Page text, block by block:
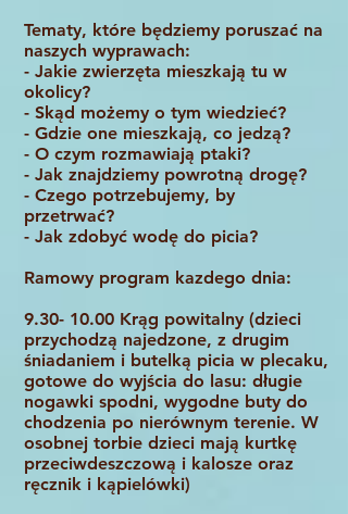
Tematy, które będziemy poruszać na
naszych wyprawach:
- Jakie zwierzęta mieszkają tu w
okolicy?
- Skąd możemy o tym wiedzieć?
- Gdzie one mieszkają, co jedzą?
- O czym rozmawiają ptaki?
- Jak znajdziemy powrotną drogę?
- Czego potrzebujemy, by
przetrwać?
- Jak zdobyć wodę do picia?
Ramowy program kazdego dnia:
9.30- 10.00 Krąg powitalny (dzieci
przychodzą najedzone, z drugim
śniadaniem i butelką picia w plecaku,
gotowe do wyjścia do lasu: długie
nogawki spodni, wygodne buty do
chodzenia po nierównym terenie. W
osobnej torbie dzieci mają kurtkę
przeciwdeszczową i kalosze oraz
ręcznik i kąpielówki)